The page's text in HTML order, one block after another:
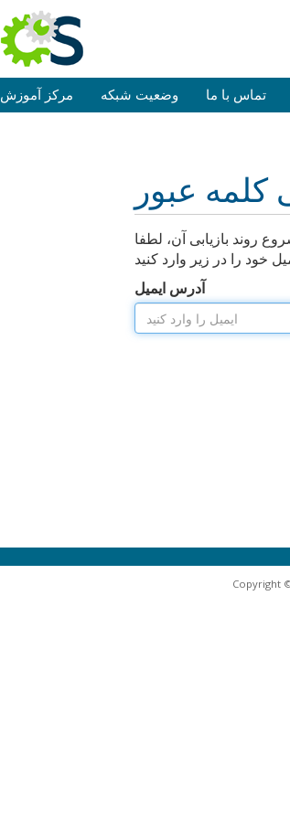
مرکز آموزش وضعیت شبکه تماس با ما
کلمه عبور
روند بازیابی آن، لطفا
خود را در زیر وارد کنید
آدرس ایمیل
Copyright